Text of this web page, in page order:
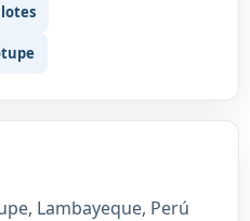
Lambayeque, Perú